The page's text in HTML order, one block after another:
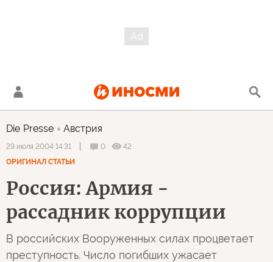
Die Presse Австрия
29 июля 2004 14:31 0
42
ОРИГИНАЛ СТАТЬИ
Россия: Армия -
рассадник коррупции
В российских Вооруженных силах процветает
преступность. Число погибших ужасает